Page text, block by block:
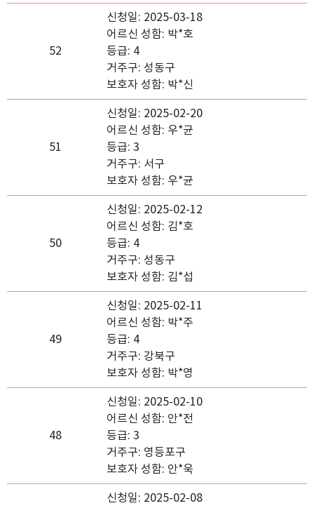
52
신청일: 2025-03-18
어르신 성함: 박*호
등급: 4
거주구: 성동구
보호자 성함: 박*신
51
신청일: 2025-02-20
어르신 성함: 우*균
등급: 3
거주구: 서구
보호자 성함: 우*균
50
신청일: 2025-02-12
어르신 성함: 김*호
등급: 4
거주구: 성동구
보호자 성함: 김*섭
49
신청일: 2025-02-11
어르신 성함: 박*주
등급: 4
거주구: 강북구
보호자 성함: 박*영
48
신청일: 2025-02-10
어르신 성함: 안*전
등급: 3
거주구: 영등포구
보호자 성함: 안*욱
신청일: 2025-02-08